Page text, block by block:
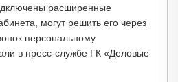
расширенные
могут решить его через
персональному
в пресс-службе ГК «Деловые